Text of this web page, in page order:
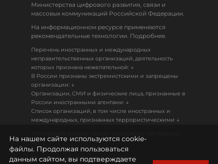
Министерства цифрового развития, связи и
массовых коммуникаций Российской Федерации.
На информационном ресурсе применяются
рекомендательные технологии. Подробнее.
Перечень иностранных и международных
неправительственных организаций, деятельность
которых признана нежелательной: ↓
В России признаны экстремистскими и запрещены
организации: ↓
Организации, СМИ и физические лица, признанные в
России иностранными агентами: ↓
Список организаций, в том числе иностранных и
международных, признанных террористическими ↓
18+
Политика конфиденциальности
На нашем сайте используются cookie-
файлы. Продолжая пользоваться
данным сайтом, вы подтверждаете